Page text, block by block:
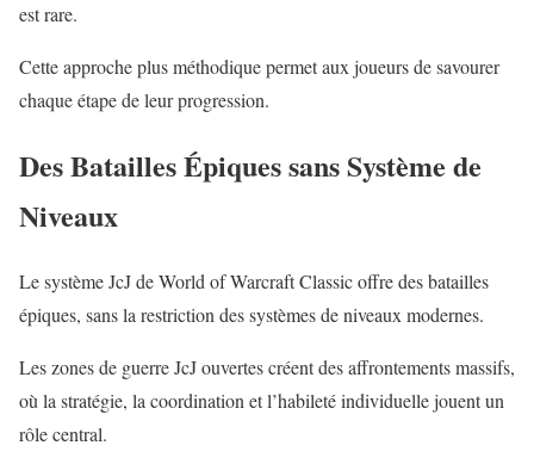
est rare.
Cette approche plus méthodique permet aux joueurs de savourer
chaque étape de leur progression.
Des Batailles Épiques sans Système de
Niveaux
Le système JcJ de World of Warcraft Classic offre des batailles
épiques, sans la restriction des systèmes de niveaux modernes.
Les zones de guerre JcJ ouvertes créent des affrontements massifs,
où la stratégie, la coordination et l’habileté individuelle jouent un
rôle central.